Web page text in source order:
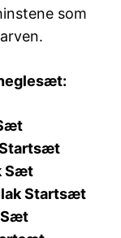
som
Startsæt
Sæt
Startsæt
Sæt